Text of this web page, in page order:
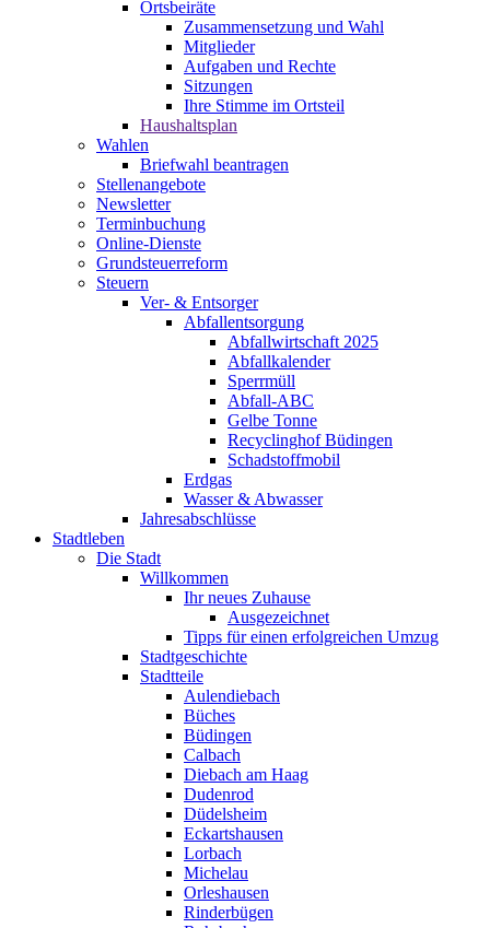
Ortsbeiräte
Zusammensetzung und Wahl
Mitglieder
Aufgaben und Rechte
Sitzungen
Ihre Stimme im Ortsteil
Haushaltsplan
Wahlen
Briefwahl beantragen
Stellenangebote
Newsletter
Terminbuchung
Online-Dienste
Grundsteuerreform
Steuern
Ver- & Entsorger
Abfallentsorgung
Abfallwirtschaft 2025
Abfallkalender
Sperrmüll
Abfall-ABC
Gelbe Tonne
Recyclinghof Büdingen
Schadstoffmobil
Erdgas
Wasser & Abwasser
Jahresabschlüsse
Stadtleben
Die Stadt
Willkommen
Ihr neues Zuhause
Ausgezeichnet
Tipps für einen erfolgreichen Umzug
Stadtgeschichte
Stadtteile
Aulendiebach
Büches
Büdingen
Calbach
Diebach am Haag
Dudenrod
Düdelsheim
Eckartshausen
Lorbach
Michelau
Orleshausen
Rinderbügen